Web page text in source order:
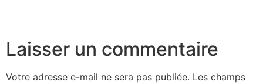
Laisser un commentaire
Votre adresse e-mail ne sera pas publiée. Les champs